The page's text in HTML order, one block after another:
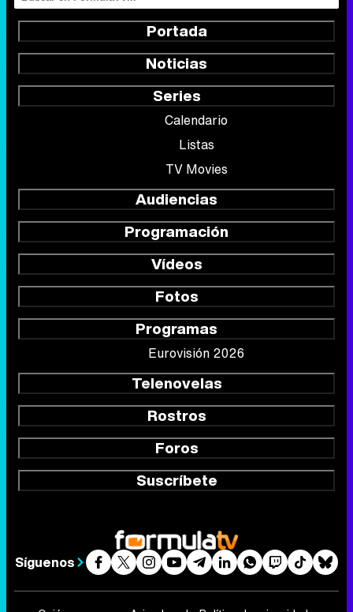
Portada
Noticias
Series
Calendario
Listas
TV Movies
Audiencias
Programación
Vídeos
Fotos
Programas
Eurovisión 2026
Telenovelas
Rostros
Foros
Suscríbete
Síguenos